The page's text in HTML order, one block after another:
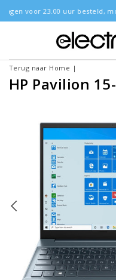
morgen in huis
Terug naar Home |
HP Pavilion